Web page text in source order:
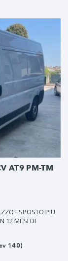
AT9 PM-TM
ESPOSTO PIU
12 MESI DI
140)